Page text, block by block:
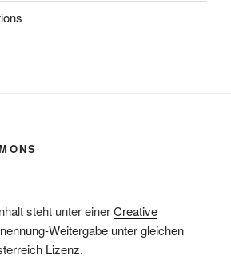
steht unter einerCreative
Weitergabe unter gleichen
Lizenz.